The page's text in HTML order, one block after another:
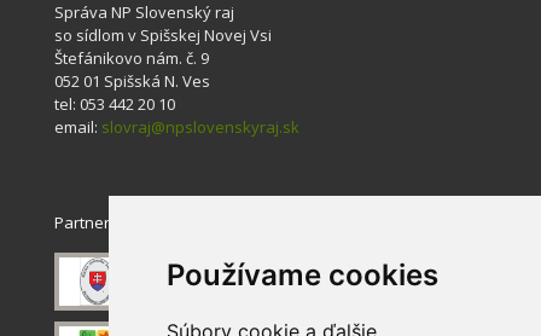
Používame cookies
Súbory cookie a ďalšie
Správa NP Slovenský raj
so sídlom v Spišskej Novej Vsi
Štefánikovo nám. č. 9
052 01 Spišská N. Ves
tel: 053 442 20 10
email: slovraj@npslovenskyraj.sk
Partneri